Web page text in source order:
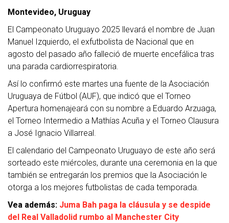
Montevideo, Uruguay
El Campeonato Uruguayo 2025 llevará el nombre de Juan
Manuel Izquierdo, el exfutbolista de Nacional que en
agosto del pasado año falleció de muerte encefálica tras
una parada cardiorrespiratoria.
Así lo confirmó este martes una fuente de la Asociación
Uruguaya de Fútbol (AUF), que indicó que el Torneo
Apertura homenajeará con su nombre a Eduardo Arzuaga,
el Torneo Intermedio a Mathías Acuña y el Torneo Clausura
a José Ignacio Villarreal.
El calendario del Campeonato Uruguayo de este año será
sorteado este miércoles, durante una ceremonia en la que
también se entregarán los premios que la Asociación le
otorga a los mejores futbolistas de cada temporada.
Vea además: Juma Bah paga la cláusula y se despide
del Real Valladolid rumbo al Manchester City